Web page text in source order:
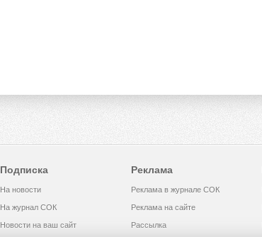
Подписка
На новости
На журнал СОК
Новости на ваш сайт
Реклама
Реклама в журнале СОК
Реклама на сайте
Рассылка